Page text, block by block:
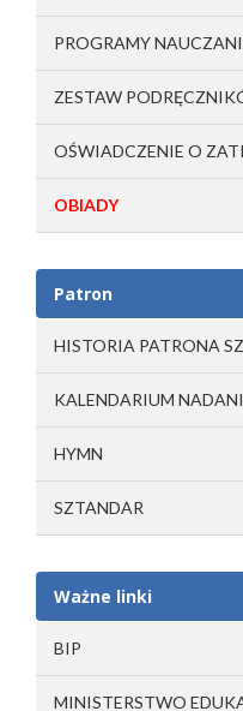
PROGRAMY
ZESTAW
OŚWIADCZENIE O
OBIADY
Patron
HISTORIA PATRONA
KALENDARIUM
HYMN
SZTANDAR
Ważne linki
BIP
MINISTERSTWO